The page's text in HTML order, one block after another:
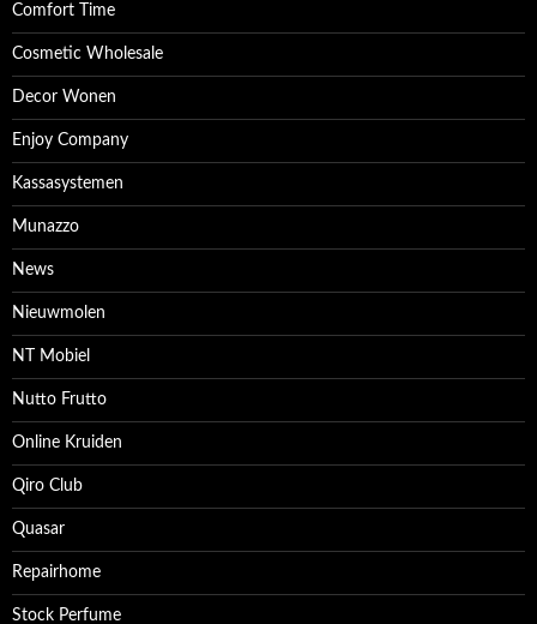
Comfort Time
Cosmetic Wholesale
Decor Wonen
Enjoy Company
Kassasystemen
Munazzo
News
Nieuwmolen
NT Mobiel
Nutto Frutto
Online Kruiden
Qiro Club
Quasar
Repairhome
Stock Perfume